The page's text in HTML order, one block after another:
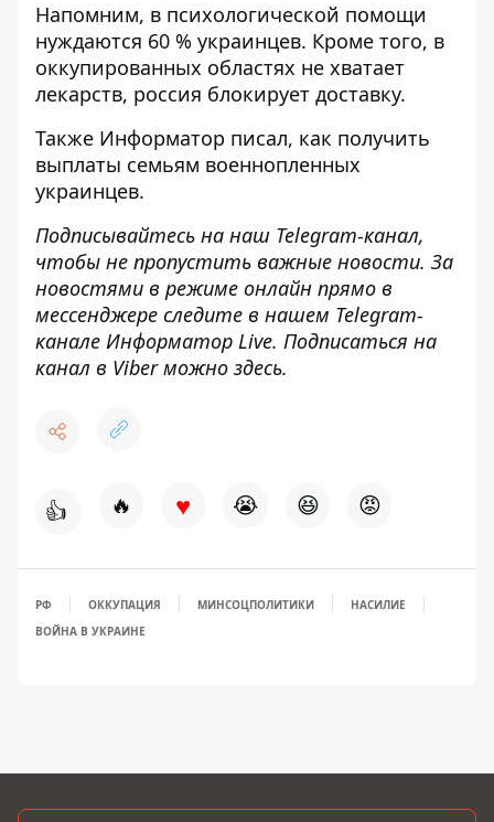
Напомним, в психологической помощи
нуждаются 60 % украинцев. Кроме того, в
оккупированных областях не хватает
лекарств, россия блокирует доставку.
Также Информатор писал, как получить
выплаты семьям военнопленных
украинцев.
Подписывайтесь на наш Telegram-канал,
чтобы не пропустить важные новости. За
новостями в режиме онлайн прямо в
мессенджере следите в нашем Telegram-
канале Информатор Live. Подписаться на
канал в Viber можно здесь.
👍 🔥 ♥ 😭 😆 😡
РФ ОККУПАЦИЯ МИНСОЦПОЛИТИКИ
НАСИЛИЕ
ВОЙНА В УКРАИНЕ